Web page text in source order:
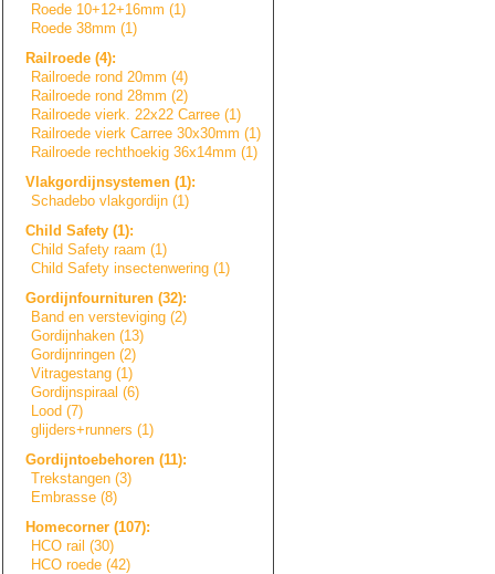
Roede 10+12+16mm (1)
Roede 38mm (1)
Railroede (4):
Railroede rond 20mm (4)
Railroede rond 28mm (2)
Railroede vierk. 22x22 Carree (1)
Railroede vierk Carree 30x30mm (1)
Railroede rechthoekig 36x14mm (1)
Vlakgordijnsystemen (1):
Schadebo vlakgordijn (1)
Child Safety (1):
Child Safety raam (1)
Child Safety insectenwering (1)
Gordijnfournituren (32):
Band en versteviging (2)
Gordijnhaken (13)
Gordijnringen (2)
Vitragestang (1)
Gordijnspiraal (6)
Lood (7)
glijders+runners (1)
Gordijntoebehoren (11):
Trekstangen (3)
Embrasse (8)
Homecorner (107):
HCO rail (30)
HCO roede (42)